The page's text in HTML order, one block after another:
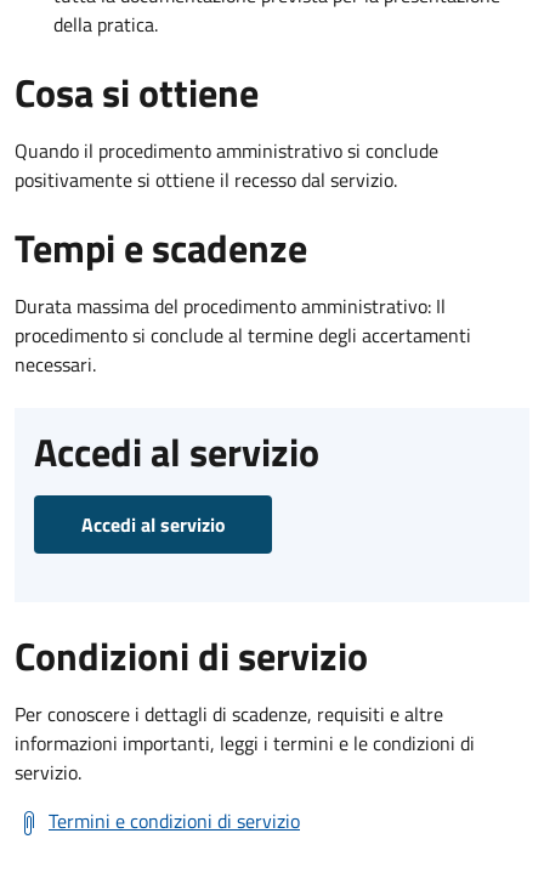
della pratica.
Cosa si ottiene
Quando il procedimento amministrativo si conclude
positivamente si ottiene il recesso dal servizio.
Tempi e scadenze
Durata massima del procedimento amministrativo: Il
procedimento si conclude al termine degli accertamenti
necessari.
Accedi al servizio
Accedi al servizio
Condizioni di servizio
Per conoscere i dettagli di scadenze, requisiti e altre
informazioni importanti, leggi i termini e le condizioni di
servizio.
Termini e condizioni di servizio